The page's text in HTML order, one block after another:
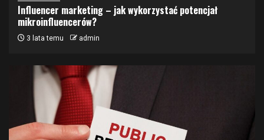
Influencer marketing – jak wykorzystać potencjał
mikroinfluencerów?
3 lata temu admin